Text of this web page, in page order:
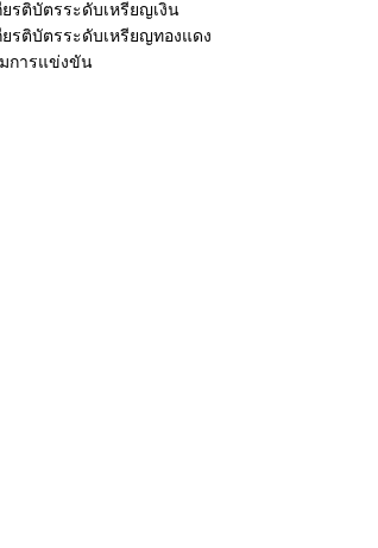
รติบัตรระดับเหรียญเงิน
รติบัตรระดับเหรียญทองแดง
มการแข่งขัน